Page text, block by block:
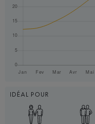
IDÉAL POUR